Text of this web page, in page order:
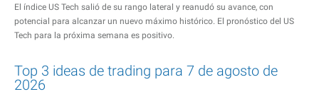
El índice US Tech salió de su rango lateral y reanudó su avance, con
potencial para alcanzar un nuevo máximo histórico. El pronóstico del US
Tech para la próxima semana es positivo.
Top 3 ideas de trading para 7 de agosto de
2026